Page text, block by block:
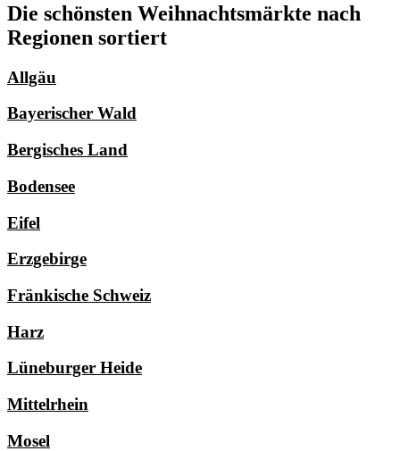
Die schönsten Weihnachtsmärkte nach
Regionen sortiert
Allgäu
Bayerischer Wald
Bergisches Land
Bodensee
Eifel
Erzgebirge
Fränkische Schweiz
Harz
Lüneburger Heide
Mittelrhein
Mosel